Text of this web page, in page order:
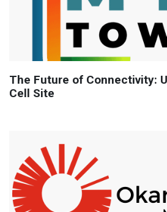
The Future of Connectivity:
Cell Site